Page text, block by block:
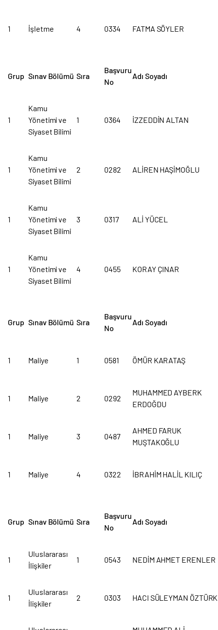
1 İşletme 4 0334 FATMA SÖYLER
Grup Sınav Bölümü Sıra
Başvuru
No
Adı Soyadı
1
Kamu
Yönetimi ve
Siyaset Bilimi
1 0364 İZZEDDİN ALTAN
1
Kamu
Yönetimi ve
Siyaset Bilimi
2 0282 ALİREN HAŞİMOĞLU
1
Kamu
Yönetimi ve
Siyaset Bilimi
3 0317 ALİ YÜCEL
1
Kamu
Yönetimi ve
Siyaset Bilimi
4 0455 KORAY ÇINAR
Grup Sınav Bölümü Sıra
Başvuru
No
Adı Soyadı
1 Maliye 1 0581 ÖMÜR KARATAŞ
1 Maliye 2 0292
MUHAMMED AYBERK
ERDOĞDU
1 Maliye 3 0487
AHMED FARUK
MUŞTAKOĞLU
1 Maliye 4 0322 İBRAHİM HALİL KILIÇ
Grup Sınav Bölümü Sıra
Başvuru
No
Adı Soyadı
1
Uluslararası
İlişkiler
1 0543 NEDİM AHMET ERENLER
1
Uluslararası
İlişkiler
2 0303 HACI SÜLEYMAN ÖZTÜRK